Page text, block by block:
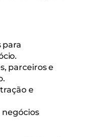
para
parceiros e
e
negócios